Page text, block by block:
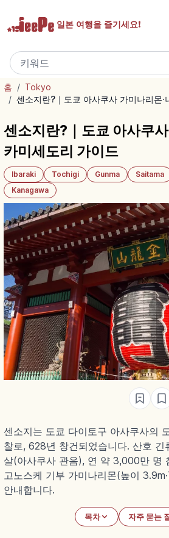
일본 여행을 즐기세요!
홈 / Tokyo
/ 센소지란?｜도쿄 아사쿠사 가미나리몬·
센소지란?｜도쿄 아사쿠
카미세도리 가이드
Ibaraki Tochigi Gunma Saitama
Kanagawa
센소지는 도쿄 다이토구 아사쿠사의
찰로, 628년 창건되었습니다. 산호 긴
살(아사쿠사 관음), 연 약 3,000만 명
고노스케 기부 가미나리몬(높이
안내합니다.
목차 자주 묻는